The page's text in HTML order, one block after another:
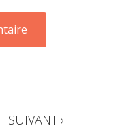
SUIVANT ›